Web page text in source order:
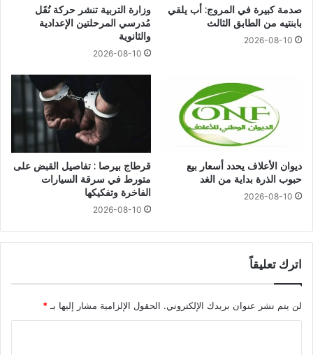
صدمة كبيرة في المروج: أب يلقي
بابنتيه من الطابق الثالث
2026-08-10
وزارة التربية تنشر حركة نُقَل
مُدرسي المرحلتين الإعدادية
والثانوية
2026-08-10
ديوان الأعلاف يحدد أسعار بيع
حبوب الذرة بداية من الغد
2026-08-10
قرطاج بيرصا : تفاصيل القبض على
متورط في سرقة السيارات
الفاخرة وتفكيكها
2026-08-10
اترك تعليقاً
لن يتم نشر عنوان بريدك الإلكتروني. الحقول الإلزامية مشار إليها بـ*